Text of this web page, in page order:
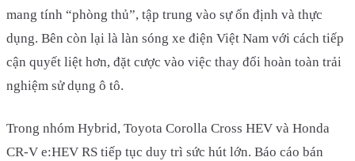
mang tính “phòng thủ”, tập trung vào sự ổn định và thực
dụng. Bên còn lại là làn sóng xe điện Việt Nam với cách tiếp
cận quyết liệt hơn, đặt cược vào việc thay đổi hoàn toàn trải
nghiệm sử dụng ô tô.
Trong nhóm Hybrid, Toyota Corolla Cross HEV và Honda
CR-V e:HEV RS tiếp tục duy trì sức hút lớn. Báo cáo bán